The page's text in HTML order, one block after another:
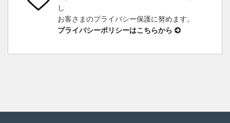
し
お客さまのプライバシー保護に努めます。
プライバシーポリシーはこちらから